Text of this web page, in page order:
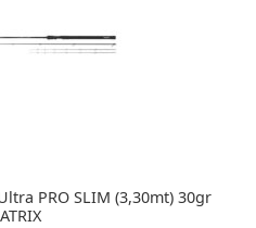
PRO SLIM (3,30mt) 30gr